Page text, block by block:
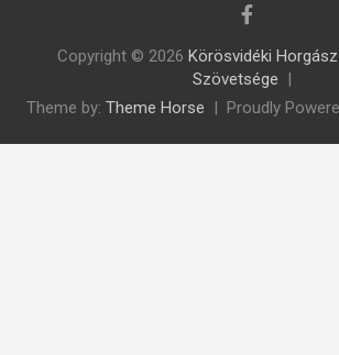
Copyright © 2026 Körösvidéki
Szövetsége
Theme by: Theme Horse Proudly